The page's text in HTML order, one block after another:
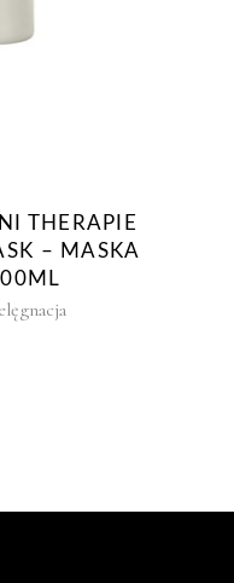
THERAPIE
– MASKA